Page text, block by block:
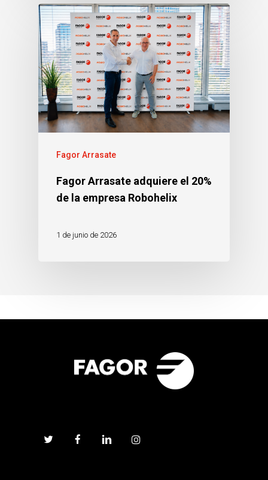
Fagor Arrasate
Fagor Arrasate adquiere el 20%
de la empresa Robohelix
1 de junio de 2026